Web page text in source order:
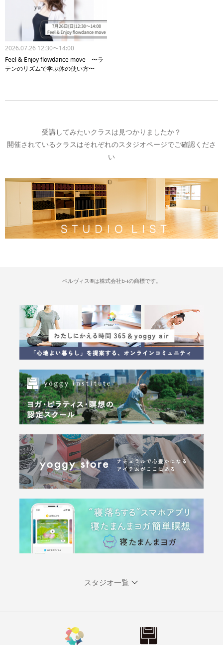
2026.07.26 12:30〜14:00
Feel & Enjoy flowdance move 〜ラ
テンのリズムで学ぶ体の使い方〜
受講してみたいクラスは見つかりましたか？
開催されているクラスはそれぞれのスタジオページでご確認くださ
い
ペルヴィス®は株式会社b-iの商標です。
スタジオ一覧